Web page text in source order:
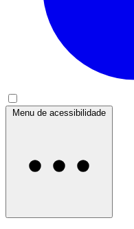
Menu de acessibilidade